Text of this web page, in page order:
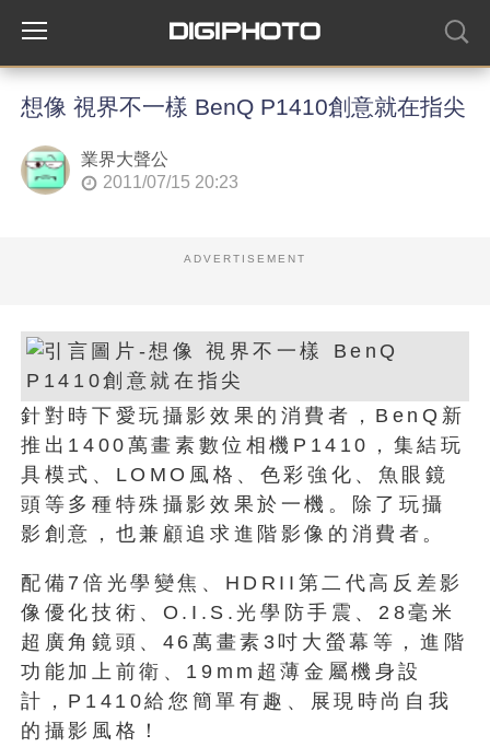
想像 視界不一樣 BenQ P1410創意就在指尖
業界大聲公
2011/07/15 20:23
ADVERTISEMENT
針對時下愛玩攝影效果的消費者，BenQ新
推出1400萬畫素數位相機P1410，集結玩
具模式、LOMO風格、色彩強化、魚眼鏡
頭等多種特殊攝影效果於一機。除了玩攝
影創意，也兼顧追求進階影像的消費者。
配備7倍光學變焦、HDRII第二代高反差影
像優化技術、O.I.S.光學防手震、28毫米
超廣角鏡頭、46萬畫素3吋大螢幕等，進階
功能加上前衛、19mm超薄金屬機身設
計，P1410給您簡單有趣、展現時尚自我
的攝影風格！